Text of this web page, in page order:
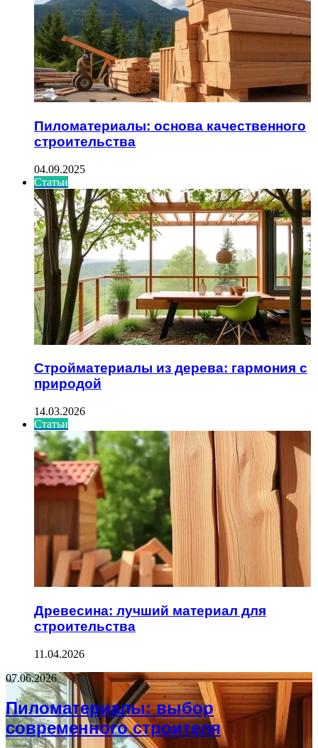
Пиломатериалы: основа качественного
строительства
04.09.2025
Статьи
Стройматериалы из дерева: гармония с
природой
14.03.2026
Статьи
Древесина: лучший материал для
строительства
11.04.2026
07.06.2026
Пиломатериалы: выбор
современного строителя